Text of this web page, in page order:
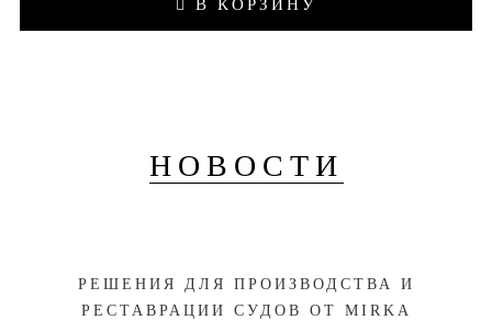
В КОРЗИНУ
НОВОСТИ
РЕШЕНИЯ ДЛЯ ПРОИЗВОДСТВА И
РЕСТАВРАЦИИ СУДОВ ОТ MIRKA